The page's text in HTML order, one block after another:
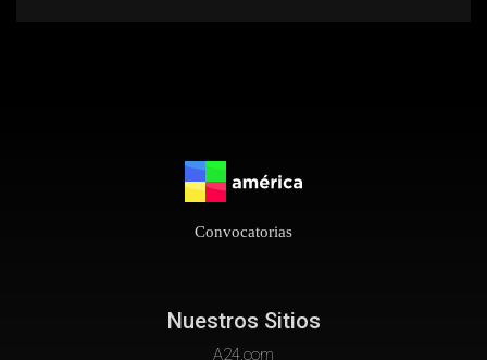
Convocatorias
Nuestros Sitios
A24.com